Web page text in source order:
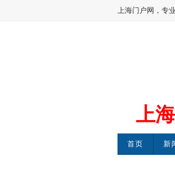
上海门户网，专
上
首页 新